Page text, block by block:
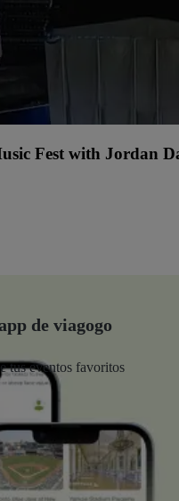
Fest with Jordan
de viagogo
tus eventos favoritos